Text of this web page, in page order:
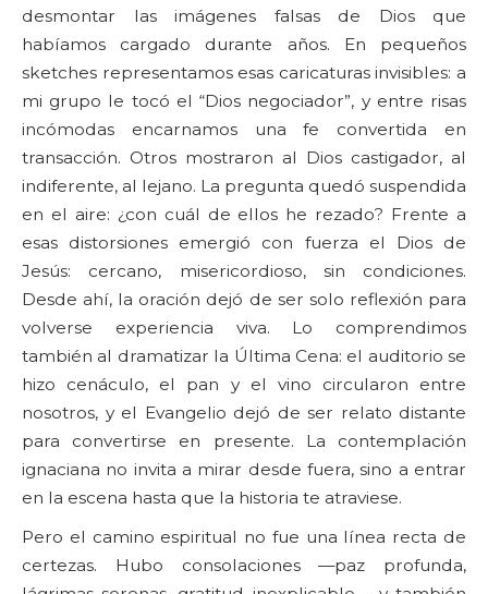
desmontar las imágenes falsas de Dios que
habíamos cargado durante años. En pequeños
sketches representamos esas caricaturas invisibles: a
mi grupo le tocó el “Dios negociador”, y entre risas
incómodas encarnamos una fe convertida en
transacción. Otros mostraron al Dios castigador, al
indiferente, al lejano. La pregunta quedó suspendida
en el aire: ¿con cuál de ellos he rezado? Frente a
esas distorsiones emergió con fuerza el Dios de
Jesús: cercano, misericordioso, sin condiciones.
Desde ahí, la oración dejó de ser solo reflexión para
volverse experiencia viva. Lo comprendimos
también al dramatizar la Última Cena: el auditorio se
hizo cenáculo, el pan y el vino circularon entre
nosotros, y el Evangelio dejó de ser relato distante
para convertirse en presente. La contemplación
ignaciana no invita a mirar desde fuera, sino a entrar
en la escena hasta que la historia te atraviese.
Pero el camino espiritual no fue una línea recta de
certezas. Hubo consolaciones —paz profunda,